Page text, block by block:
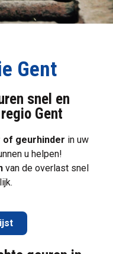
Gent
snel en
Gent
geurhinder in uw
u helpen!
van de overlast snel